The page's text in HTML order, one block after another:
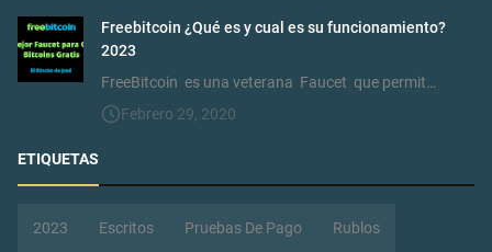
Freebitcoin ¿Qué es y cual es su funcionamiento?
2023
FreeBitcoin es una veterana Faucet que permit…
Febrero 29, 2020
ETIQUETAS
2023 Escritos Pruebas De Pago Rublos